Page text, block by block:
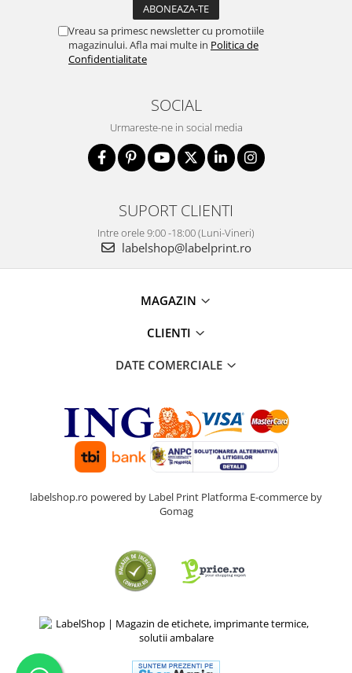
Vreau sa primesc newsletter cu promotiile
magazinului. Afla mai multe in Politica de
Confidentialitate
SOCIAL
Urmareste-ne in social media
SUPORT CLIENTI
Intre orele 9:00 -18:00 (Luni-Vineri)
labelshop@labelprint.ro
MAGAZIN
CLIENTI
DATE COMERCIALE
labelshop.ro powered by Label Print Platforma E-commerce by
Gomag